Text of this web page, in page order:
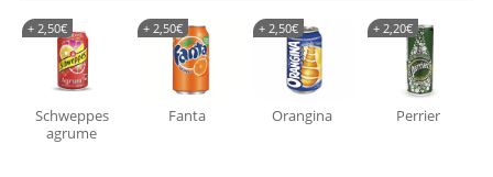
Schweppes
agrume
+ 2,50€
Fanta
+ 2,50€
Orangina
+ 2,50€
Perrier
+ 2,20€